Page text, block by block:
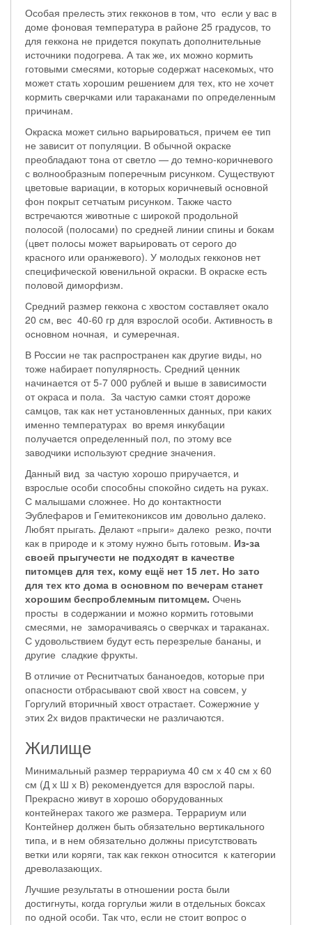
Особая прелесть этих гекконов в том, что если у вас в
доме фоновая температура в районе 25 градусов, то
для геккона не придется покупать дополнительные
источники подогрева. А так же, их можно кормить
готовыми смесями, которые содержат насекомых, что
может стать хорошим решением для тех, кто не хочет
кормить сверчками или тараканами по определенным
причинам.
Окраска может сильно варьироваться, причем ее тип
не зависит от популяции. В обычной окраске
преобладают тона от светло — до темно-коричневого
с волнообразным поперечным рисунком. Существуют
цветовые вариации, в которых коричневый основной
фон покрыт сетчатым рисунком. Также часто
встречаются животные с широкой продольной
полосой (полосами) по средней линии спины и бокам
(цвет полосы может варьировать от серого до
красного или оранжевого). У молодых гекконов нет
специфической ювенильной окраски. В окраске есть
половой диморфизм.
Средний размер геккона с хвостом составляет окало
20 см, вес 40-60 гр для взрослой особи. Активность в
основном ночная, и сумеречная.
В России не так распространен как другие виды, но
тоже набирает популярность. Средний ценник
начинается от 5-7 000 рублей и выше в зависимости
от окраса и пола. За частую самки стоят дороже
самцов, так как нет установленных данных, при каких
именно температурах во время инкубации
получается определенный пол, по этому все
заводчики используют средние значения.
Данный вид за частую хорошо приручается, и
взрослые особи способны спокойно сидеть на руках.
С малышами сложнее. Но до контактности
Эублефаров и Гемитекониксов им довольно далеко.
Любят прыгать. Делают «прыги» далеко резко, почти
как в природе и к этому нужно быть готовым. Из-за
своей прыгучести не подходят в качестве
питомцев для тех, кому ещё нет 15 лет. Но зато
для тех кто дома в основном по вечерам станет
хорошим беспроблемным питомцем. Очень
просты в содержании и можно кормить готовыми
смесями, не заморачиваясь о сверчках и тараканах.
С удовольствием будут есть перезрелые бананы, и
другие сладкие фрукты.
В отличие от Реснитчатых бананоедов, которые при
опасности отбрасывают свой хвост на совсем, у
Горгулий вторичный хвост отрастает. Сожержние у
этих 2х видов практически не различаются.
Жилище
Минимальный размер террариума 40 см х 40 см х 60
см (Д х Ш х В) рекомендуется для взрослой пары.
Прекрасно живут в хорошо оборудованных
контейнерах такого же размера. Террариум или
Контейнер должен быть обязательно вертикального
типа, и в нем обязательно должны присутствовать
ветки или коряги, так как геккон относится к категории
древолазающих.
Лучшие результаты в отношении роста были
достигнуты, когда горгульи жили в отдельных боксах
по одной особи. Так что, если не стоит вопрос о